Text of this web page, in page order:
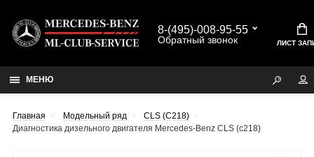
8-(495)-008-95-55
Обратный звонок ЛИСТ
МЕНЮ
Главная Модельный ряд
CLS (C218)
Диагностика дизельного двигателя Mercedes-Benz CLS (c218)